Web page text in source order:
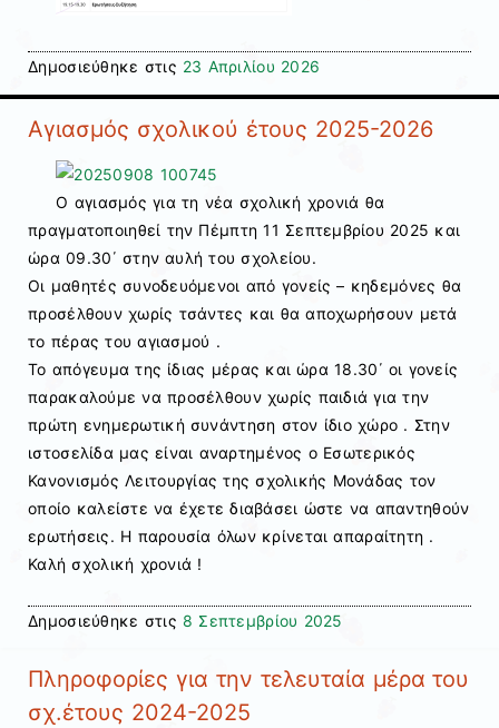
Δημοσιεύθηκε στις 23 Απριλίου 2026
Αγιασμός σχολικού έτους 2025-2026
Ο αγιασμός για τη νέα σχολική χρονιά θα
πραγματοποιηθεί την Πέμπτη 11 Σεπτεμβρίου 2025 και
ώρα 09.30΄ στην αυλή του σχολείου.
Οι μαθητές συνοδευόμενοι από γονείς – κηδεμόνες θα
προσέλθουν χωρίς τσάντες και θα αποχωρήσουν μετά
το πέρας του αγιασμού .
Το απόγευμα της ίδιας μέρας και ώρα 18.30΄ οι γονείς
παρακαλούμε να προσέλθουν χωρίς παιδιά για την
πρώτη ενημερωτική συνάντηση στον ίδιο χώρο . Στην
ιστοσελίδα μαςείναι αναρτημένος ο Εσωτερικός
Κανονισμός Λειτουργίας της σχολικής Μονάδας τον
οποίο καλείστε να έχετε διαβάσει ώστε να απαντηθούν
ερωτήσεις. Η παρουσία όλων κρίνεται απαραίτητη .
Καλή σχολική χρονιά !
Δημοσιεύθηκε στις 8 Σεπτεμβρίου 2025
Πληροφορίες για την τελευταία μέρα του
σχ.έτους 2024-2025